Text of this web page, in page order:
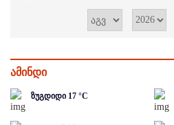
ამინდი
ზუგდიდი 17 °C